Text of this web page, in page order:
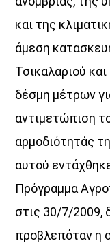
και της
άμεση
Τσικαλαριού
δέσμη μέτρων
αντιμετώπιση
αρμοδιότητάς
αυτού
Πρόγραμμα
στις 30/7/2009,
προβλεπόταν η